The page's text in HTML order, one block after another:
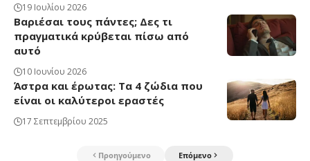
19 Ιουλίου 2026
Βαριέσαι τους πάντες; Δες τι
πραγματικά κρύβεται πίσω από
αυτό
10 Ιουνίου 2026
Άστρα και έρωτας: Τα 4 ζώδια που
είναι οι καλύτεροι εραστές
17 Σεπτεμβρίου 2025
Προηγούμενο Επόμενο